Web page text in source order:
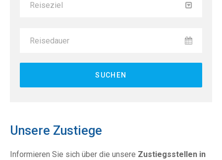
Reiseziel
Reisedauer
Unsere Zustiege
Informieren Sie sich über die unsere Zustiegsstellen in